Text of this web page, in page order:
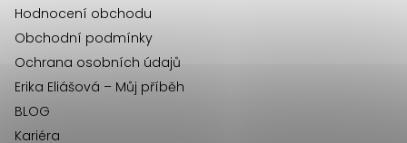
Hodnocení obchodu
Obchodní podmínky
Ochrana osobních údajů
Erika Eliášová – Můj příběh
BLOG
Kariéra